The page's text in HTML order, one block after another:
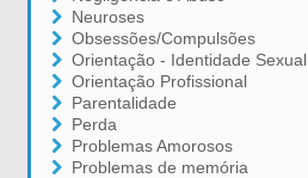
Neuroses
Obsessões/Compulsões
Orientação - Identidade Sexual
Orientação Profissional
Parentalidade
Perda
Problemas Amorosos
Problemas de memória